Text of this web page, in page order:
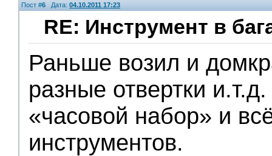
Пост #6 Дата: 04.10.2011 17:23
RE: Инструмент в
Раньше возил и
разные отвертки
«часовой набор» и
инструментов.
Помощники